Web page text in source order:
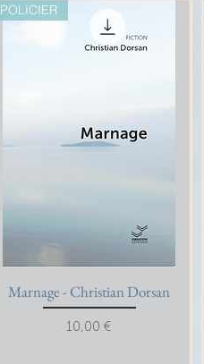
Быстрый просмотр
POLICIER
Marnage - Christian Dorsan
Цена
10,00 €